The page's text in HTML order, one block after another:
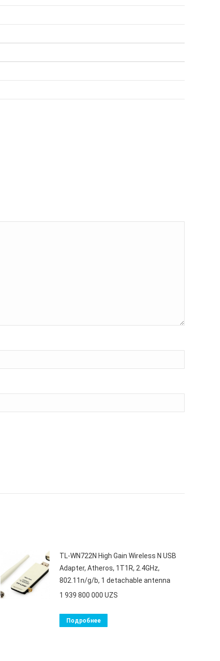
TL-WN722N High Gain Wireless N USB
Adapter, Atheros, 1T1R, 2.4GHz,
802.11n/g/b, 1 detachable antenna
1 939 800 000 UZS
Подробнее